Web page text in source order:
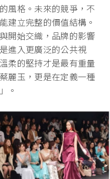
風格。未來的競爭，不
建立完整的價值結構。
開始交織，品牌的影響
進入更廣泛的公共視
柔的堅持才是最有重量
麗玉，更是在定義一種
。